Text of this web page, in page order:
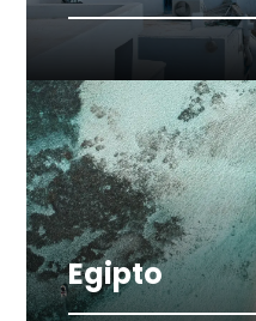
Egipto